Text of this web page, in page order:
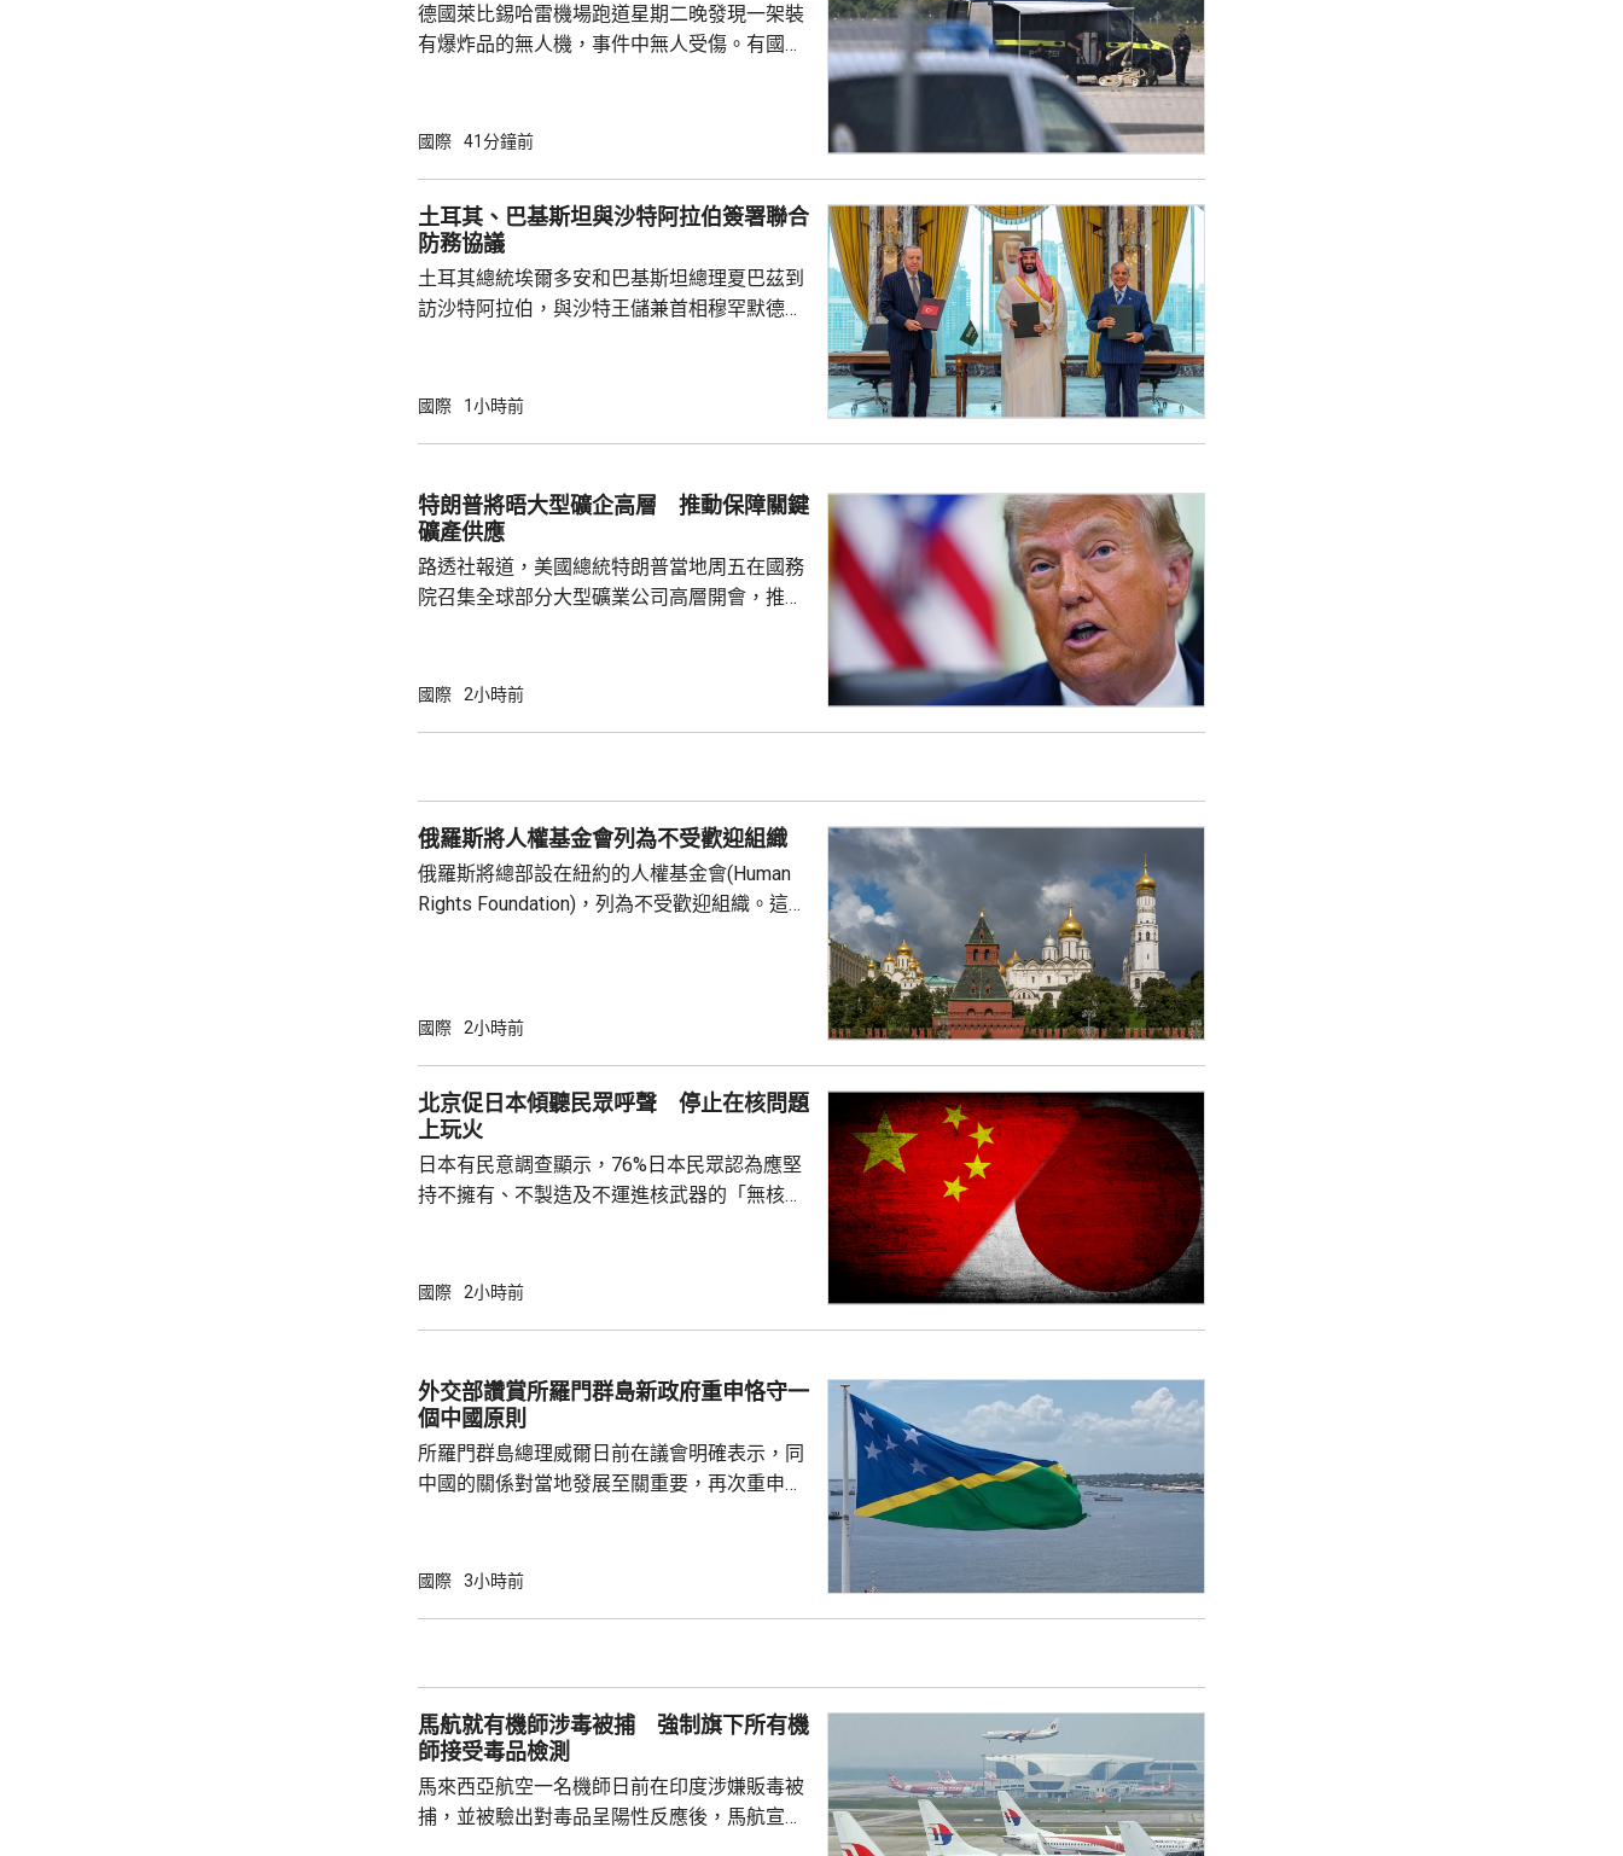
德國萊比錫哈雷機場跑道星期二晚發現一架裝
有爆炸品的無人機，事件中無人受傷。有國會
容司機行為大膽及勇敢，亦非常危險，但就因
當局。 報道指，涉事無人機在一架烏克蘭安東
諾夫運輸機附近被發現，檢察官已展開反恐調
查。德國政府發言人表示，總理默茨已召...
國際 41分鐘前
土耳其、巴基斯坦與沙特阿拉伯簽署聯合
防務協議
土耳其總統埃爾多安和巴基斯坦總理夏巴茲到
訪沙特阿拉伯，與沙特王儲兼首相穆罕默德在
任何一國遭受武裝攻擊，都會被視為對三國的
作。路透社引述有土耳其官員指，協議純屬防
禦性質，僅承諾為防禦目的提供相互支持，不
針對任何國家、組織或個人，亦向其他區...
國際 1小時前
特朗普將晤大型礦企高層 推動保障關鍵
礦產供應
路透社報道，美國總統特朗普當地周五在國務
院召集全球部分大型礦業公司高層開會，推動
但華府正急需關鍵礦產來補充伊朗戰事期間耗
鏈的依賴，計劃宣布一系列協議和諒解備忘
錄。 消息人士預計，出席的業界巨頭包括全
球...
國際 2小時前
俄羅斯將人權基金會列為不受歡迎組織
俄羅斯將總部設在紐約的人權基金會(Human
Rights Foundation)，列為不受歡迎組織。這個
完全專制政權，參與抹黑俄羅斯武裝部隊的活
制裁，以及支持其他不受歡迎的組織。
國際 2小時前
北京促日本傾聽民眾呼聲 停止在核問題
上玩火
日本有民意調查顯示，76%日本民眾認為應堅
持不擁有、不製造及不運進核武器的「無核三
言人林劍回應指，民調結果充分反映日本主流
圖突破「無核三原則」，暴露出日本右翼勢力
日益膨脹的政治、軍事野心，是拿一億多日本
國際 2小時前
外交部讚賞所羅門群島新政府重申恪守一
個中國原則
所羅門群島總理威爾日前在議會明確表示，同
中國的關係對當地發展至關重要，再次重申所
個中國，台灣是中國領土不可分割的一部分，
中方願同所羅門群島持續深化新時代相互尊
重、共同發展的全面戰略夥伴關係，推動兩
國...
國際 3小時前
馬航就有機師涉毒被捕 強制旗下所有機
師接受毒品檢測
馬來西亞航空一名機師日前在印度涉嫌販毒被
捕，並被驗出對毒品呈陽性反應後，馬航宣布